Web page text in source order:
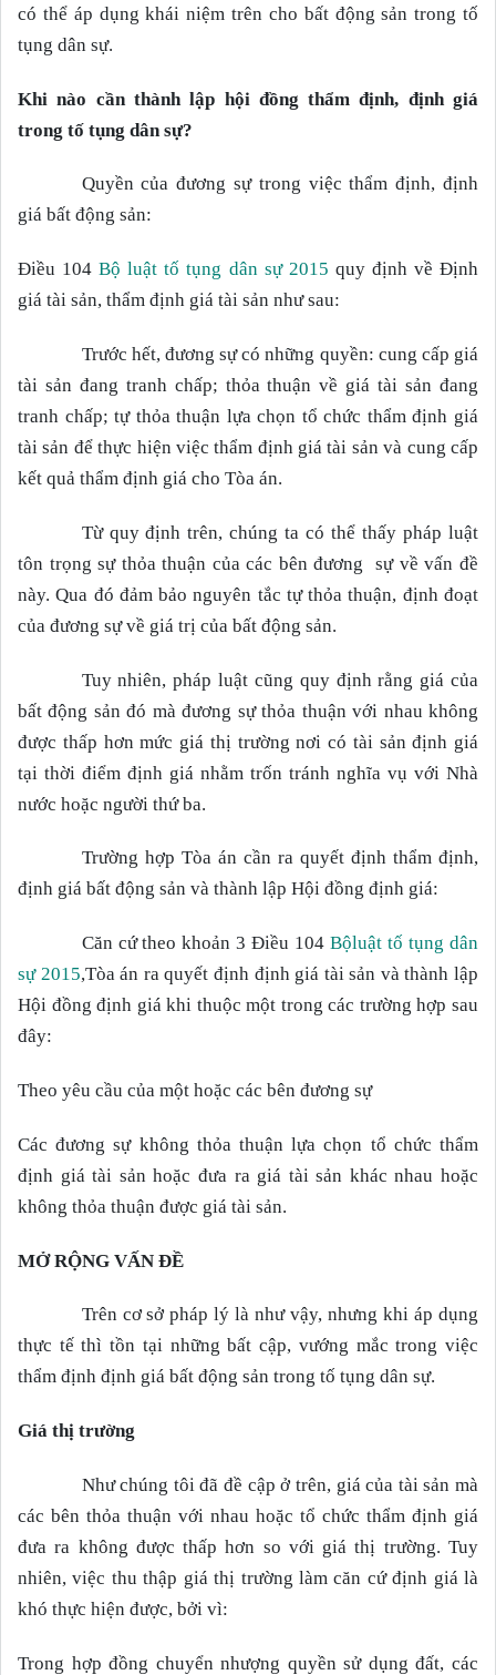
có thể áp dụng khái niệm trên cho bất động sản trong tố
tụng dân sự.
Khi nào cần thành lập hội đồng thẩm định, định giá
trong tố tụng dân sự?
Quyền của đương sự trong việc thẩm định, định
giá bất động sản:
Điều 104Bộ luật tố tụng dân sự 2015 quy định về Định
giá tài sản, thẩm định giá tài sản như sau:
Trước hết, đương sự có những quyền: cung cấp giá
tài sản đang tranh chấp; thỏa thuận về giá tài sản đang
tranh chấp; tự thỏa thuận lựa chọn tổ chức thẩm định giá
tài sản để thực hiện việc thẩm định giá tài sản và cung cấp
kết quả thẩm định giá cho Tòa án.
Từ quy định trên, chúng ta có thể thấy pháp luật
tôn trọng sự thỏa thuận của các bên đương sự về vấn đề
này. Qua đó đảm bảo nguyên tắc tự thỏa thuận, định đoạt
của đương sự về giá trị của bất động sản.
Tuy nhiên, pháp luật cũng quy định rằng giá của
bất động sản đó mà đương sự thỏa thuận với nhau không
được thấp hơn mức giá thị trường nơi có tài sản định giá
tại thời điểm định giá nhằm trốn tránh nghĩa vụ với Nhà
nước hoặc người thứ ba.
Trường hợp Tòa án cần ra quyết định thẩm định,
định giá bất động sản và thành lập Hội đồng định giá:
Căn cứ theo khoản 3 Điều 104Bộluật tố tụng dân
sự 2015,Tòa án ra quyết định định giá tài sản và thành lập
Hội đồng định giá khi thuộc một trong các trường hợp sau
đây:
Theo yêu cầu của một hoặc các bên đương sự
Các đương sự không thỏa thuận lựa chọn tổ chức thẩm
định giá tài sản hoặc đưa ra giá tài sản khác nhau hoặc
không thỏa thuận được giá tài sản.
MỞ RỘNG VẤN ĐỀ
Trên cơ sở pháp lý là như vậy, nhưng khi áp dụng
thực tế thì tồn tại những bất cập, vướng mắc trong việc
thẩm định định giá bất động sản trong tố tụng dân sự.
Giá thị trường
Như chúng tôi đã đề cập ở trên, giá của tài sản mà
các bên thỏa thuận với nhau hoặc tổ chức thẩm định giá
đưa ra không được thấp hơn so với giá thị trường. Tuy
nhiên, việc thu thập giá thị trường làm căn cứ định giá là
khó thực hiện được, bởi vì:
Trong hợp đồng chuyển nhượng quyền sử dụng đất, các